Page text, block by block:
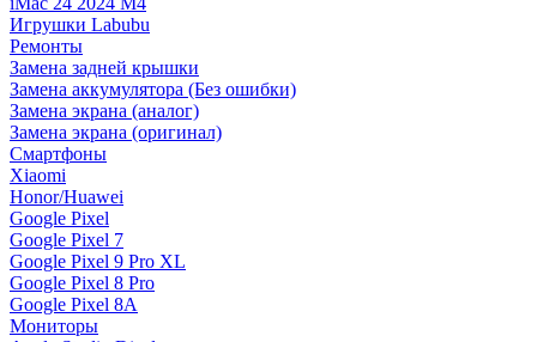
Игрушки Labubu
Ремонты
Замена задней крышки
Замена аккумулятора (Без ошибки)
Замена экрана (аналог)
Замена экрана (оригинал)
Смартфоны
Xiaomi
Honor/Huawei
Google Pixel
Google Pixel 7
Google Pixel 9 Pro XL
Google Pixel 8 Pro
Google Pixel 8A
Мониторы